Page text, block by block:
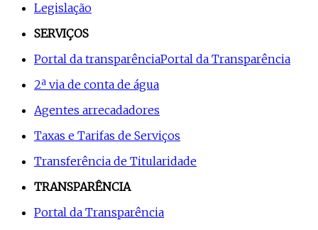
Legislação
SERVIÇOS
Portal da transparênciaPortal da Transparência
2ª via de conta de água
Agentes arrecadadores
Taxas e Tarifas de Serviços
Transferência de Titularidade
TRANSPARÊNCIA
Portal da Transparência